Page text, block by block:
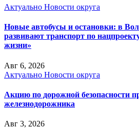
Актуально Новости округа
Новые автобусы и остановки: в
развивают транспорт по
жизни»
Авг 6, 2026
Актуально Новости округа
Акцию по дорожной безопасности
железнодорожника
Авг 3, 2026